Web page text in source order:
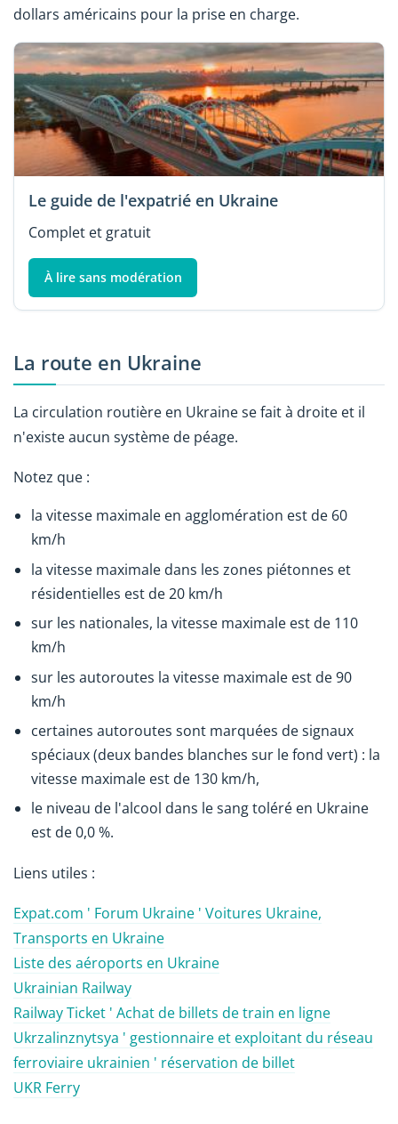
dollars américains pour la prise en charge.
Le guide de l'expatrié en Ukraine
Complet et gratuit
À lire sans modération
La route en Ukraine
La circulation routière en Ukraine se fait à droite et il
n'existe aucun système de péage.
Notez que :
la vitesse maximale en agglomération est de 60
km/h
la vitesse maximale dans les zones piétonnes et
résidentielles est de 20 km/h
sur les nationales, la vitesse maximale est de 110
km/h
sur les autoroutes la vitesse maximale est de 90
km/h
certaines autoroutes sont marquées de signaux
spéciaux (deux bandes blanches sur le fond vert) : la
vitesse maximale est de 130 km/h,
le niveau de l'alcool dans le sang toléré en Ukraine
est de 0,0 %.
Liens utiles :
Expat.com ' Forum Ukraine ' Voitures Ukraine,
Transports en Ukraine
Liste des aéroports en Ukraine
Ukrainian Railway
Railway Ticket ' Achat de billets de train en ligne
Ukrzalinznytsya ' gestionnaire et exploitant du réseau
ferroviaire ukrainien ' réservation de billet
UKR Ferry